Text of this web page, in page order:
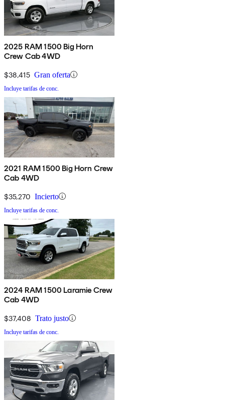
2025 RAM 1500 Big Horn
Crew Cab 4WD
$38,415 Gran oferta
Incluye tarifas de conc.
2021 RAM 1500 Big Horn Crew
Cab 4WD
$35,270 Incierto
Incluye tarifas de conc.
2024 RAM 1500 Laramie Crew
Cab 4WD
$37,408 Trato justo
Incluye tarifas de conc.